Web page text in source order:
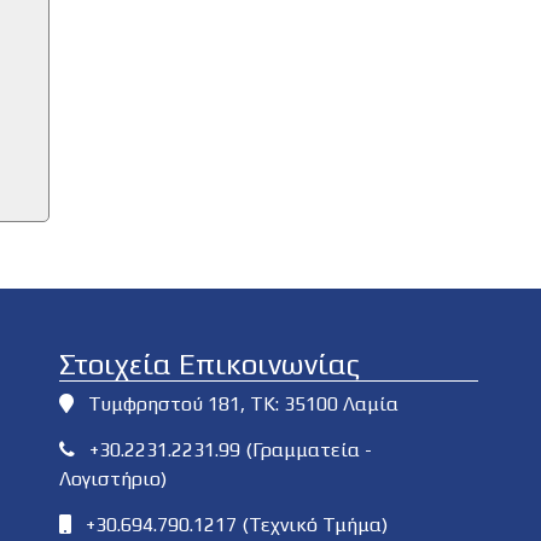
Στοιχεία Επικοινωνίας
Τυμφρηστού 181, ΤΚ: 35100 Λαμία
+30.2231.2231.99 (Γραμματεία -
Λογιστήριο)
+30.694.790.1217 (Τεχνικό Τμήμα)